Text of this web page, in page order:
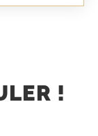
!